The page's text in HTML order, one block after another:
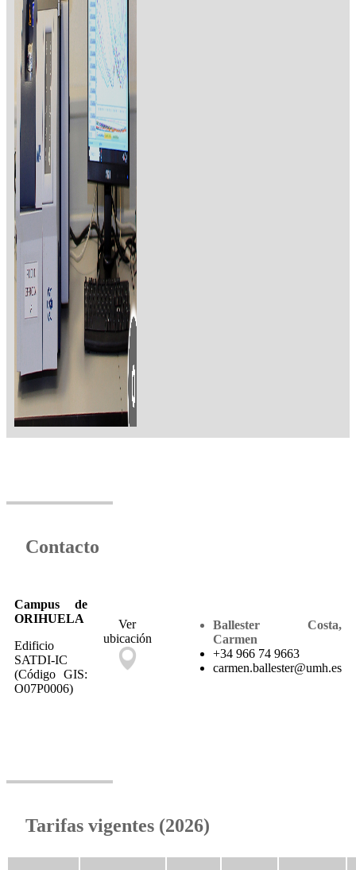
Contacto
Campus de
ORIHUELA
Edificio
SATDI-IC
(Código GIS:
O07P0006)
Ver
ubicación
Ballester Costa,
Carmen
+34 966 74 9663
carmen.ballester@umh.es
Tarifas vigentes (2026)